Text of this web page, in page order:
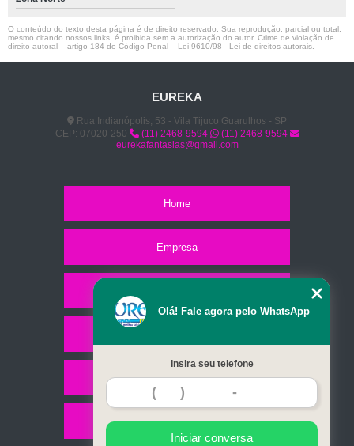
O conteúdo do texto desta página é de direito reservado. Sua reprodução, parcial ou total,
mesmo citando nossos links, é proibida sem a autorização do autor. Crime de violação de
direito autoral – artigo 184 do Código Penal – Lei 9610/98 - Lei de direitos autorais
EUREKA
Rua Indianópolis, 53 - Vila Tijuco Guarulhos - SP
CEP: 07020-250
(11) 2468-9594
(11) 2468-9594
eurekafantasias@gmail.com
Home
Empresa
Contato
Mapa do site
Olá! Fale agora pelo WhatsApp
Insira seu telefone
Iniciar conversa